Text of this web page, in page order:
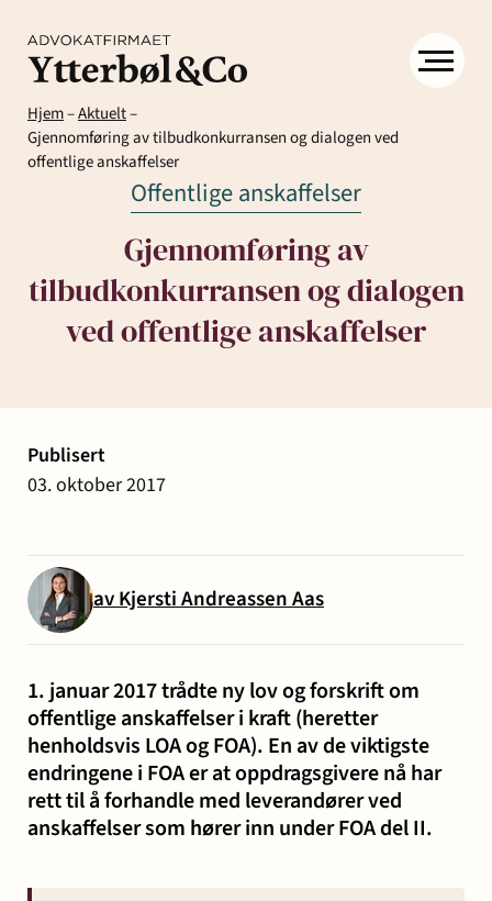
Hjem–Aktuelt–
Gjennomføring av tilbudkonkurransen og dialogen ved
offentlige anskaffelser
Offentlige anskaffelser
Gjennomføring av
tilbudkonkurransen og dialogen
ved offentlige anskaffelser
Publisert
03. oktober 2017
av Kjersti Andreassen Aas
1. januar 2017 trådte ny lov og forskrift om
offentlige anskaffelser i kraft (heretter
henholdsvis LOA og FOA). En av de viktigste
endringene i FOA er at oppdragsgivere nå har
rett til å forhandle med leverandører ved
anskaffelser som hører inn under FOA del II.
Kompetanse
og
skifte
kontrakter
næringseiendom
Entreprise
-
bygg
og
anlegg
Erstatning
ved
personskade
og
sykdom
Familie
og
samliv
Forbrukersaker
Konkurs
og
Offentlige
anskaffelser
Selskapsrett
Skatt
og
avgift
Strafferett
Transaksjoner
Menneskene
Om
Ta